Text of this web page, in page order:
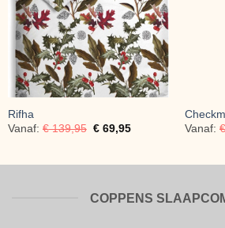
Rifha
Vanaf: €139,95 €69,95
Vanaf: €
COPPENS